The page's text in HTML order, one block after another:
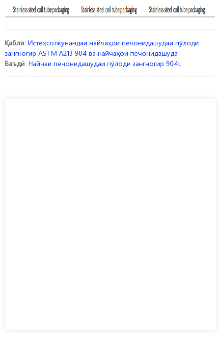
Қаблӣ: Истеҳсолкунандаи найчаҳои печонидашудаи пӯлоди
зангногир ASTM A213 904 ва найчаҳои печонидашуда
Баъдӣ: Найчаи печонидашудаи пӯлоди зангногир 904L